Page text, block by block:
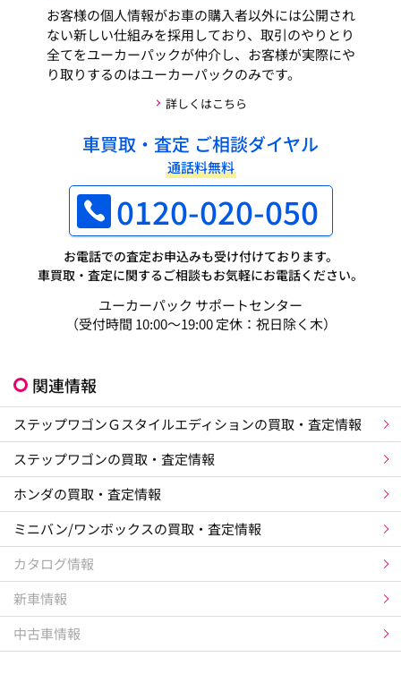
お客様の個人情報がお車の購入者以外には公開され
ない新しい仕組みを採用しており、取引のやりとり
全てをユーカーパックが仲介し、お客様が実際にや
り取りするのはユーカーパックのみです。
詳しくはこちら
車買取・査定 ご相談ダイヤル
通話料無料
0120-020-050
お電話での査定お申込みも受け付けております。
車買取・査定に関するご相談もお気軽にお電話ください。
ユーカーパック サポートセンター
（受付時間 10:00～19:00 定休：祝日除く木）
関連情報
ステップワゴンＧスタイルエディションの買取・査定情報
ステップワゴンの買取・査定情報
ホンダの買取・査定情報
ミニバン/ワンボックスの買取・査定情報
カタログ情報
新車情報
中古車情報